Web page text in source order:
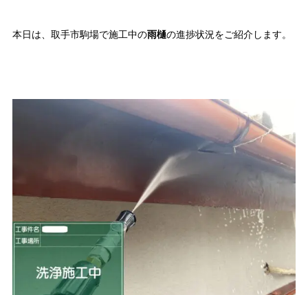
本日は、取手市駒場で施工中の雨樋の進捗状況をご紹介します。